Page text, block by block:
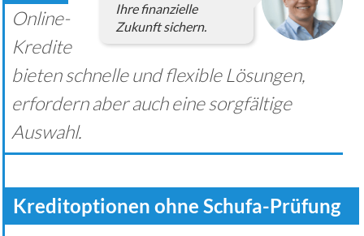
Ihre finanzielle
Zukunft sichern.
Online-
Kredite
bieten schnelle und flexible Lösungen,
erfordern aber auch eine sorgfältige
Auswahl.
Kreditoptionen ohne Schufa-Prüfung